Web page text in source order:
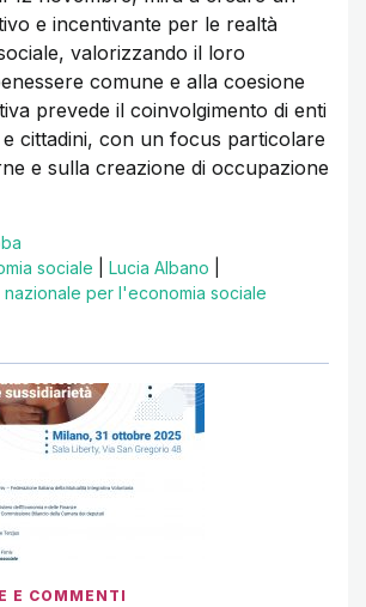
e incentivante per le realtà
valorizzando il loro
comune e alla coesione
prevede il coinvolgimento di enti
cittadini, con un focus particolare
e sulla creazione di occupazione
sociale Lucia Albano
nazionale per l'economia sociale
E COMMENTI